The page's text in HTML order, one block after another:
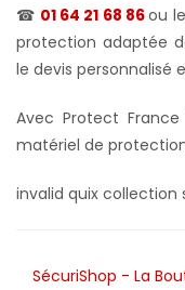
☎ 01 64 21 68 86ou
protection adaptée
le devis personnalisé
Avec Protect
matériel de
invalid quix collection
SécuriShop - La